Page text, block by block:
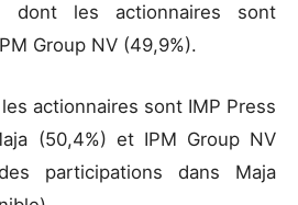
dont les actionnaires sont
Group NV (49,9%).
actionnaires sont IMP Press
(50,4%) et IPM Group NV
participations dans Maja